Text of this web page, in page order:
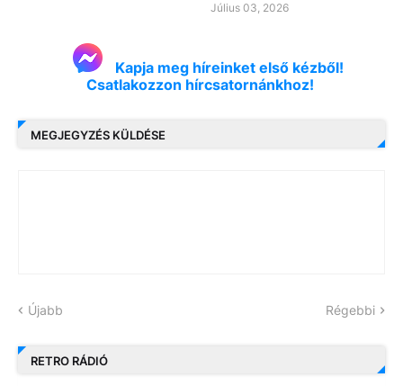
Július 03, 2026
Kapja meg híreinket első kézből!
Csatlakozzon hírcsatornánkhoz!
MEGJEGYZÉS KÜLDÉSE
Újabb Régebbi
RETRO RÁDIÓ